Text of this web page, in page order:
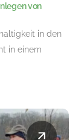
von
in den
in einem